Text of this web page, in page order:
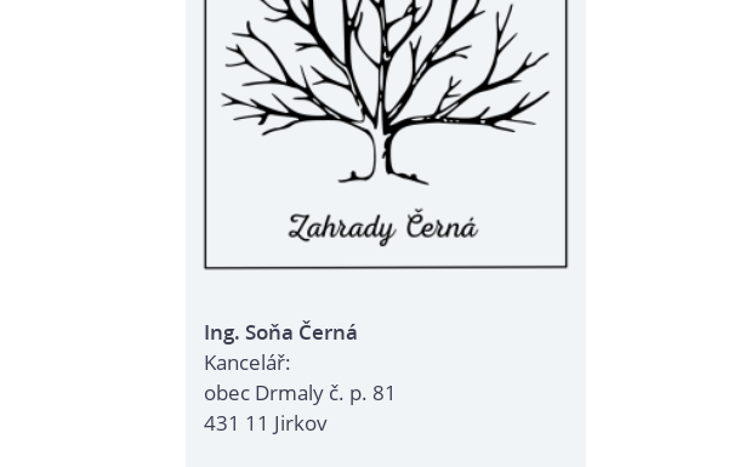
Ing. Soňa Černá
Kancelář:
obec Drmaly č. p. 81
431 11 Jirkov